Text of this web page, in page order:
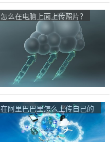
怎么在电脑上面上传照片？
在阿里巴巴里怎么上传自己的
产品图片面信息？